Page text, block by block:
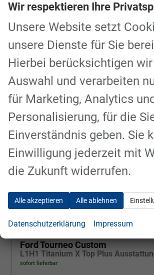
49.970,– €
incl. 19% MwSt.
CO2-Klasse: G
ab 460,– € mtl.
Ford Tourneo Custom
L1H1 Titanium X Top Plus
sofort lieferbar
Wir respektieren Ihre
Unsere Website setzt
unsere Dienste für Sie
Hierbei berücksichtigen
Auswahl und verarbeiten
für Marketing, Analytics und
Personalisierung, für die
Einverständnis geben. Sie
Einwilligung jederzeit mit
die Zukunft widerrufen.
Alle akzeptieren Alle ablehnen
Datenschutzerklärung Impressum